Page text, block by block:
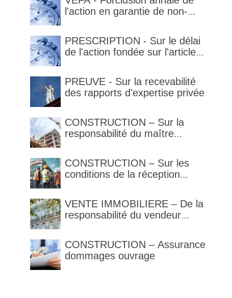
l'action en garantie de non-
PRESCRIPTION - Sur le délai
de l'action fondée sur l'article
PREUVE - Sur la recevabilité
des rapports d'expertise privée
CONSTRUCTION – Sur la
responsabilité du maître
supporte une obligation de
contrôle étendu
CONSTRUCTION – Sur les
conditions de la réception
VENTE IMMOBILIERE – De la
responsabilité du vendeur
du code civil
CONSTRUCTION – Assurance
dommages ouvrage